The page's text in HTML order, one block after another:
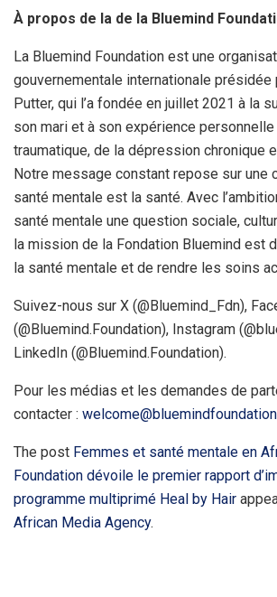
À propos de la de la Bluemind
La Bluemind Foundation est une
gouvernementale internationale présidée
Putter, qui l’a fondée en juillet 2021 à la
son mari et à son expérience
traumatique, de la dépression chronique
Notre message constant repose sur une
santé mentale est la santé. Avec
santé mentale une question sociale,
la mission de la Fondation Bluemind est
la santé mentale et de rendre les soins
Suivez-nous sur X (@Bluemind_Fdn),
(@Bluemind.Foundation), Instagram
LinkedIn (@Bluemind.Foundation).
Pour les médias et les demandes de
contacter :
The post Femmes et santé mentale en
Foundation dévoile le premier rapport
programme multiprimé Heal by Hair
African Media Agency.